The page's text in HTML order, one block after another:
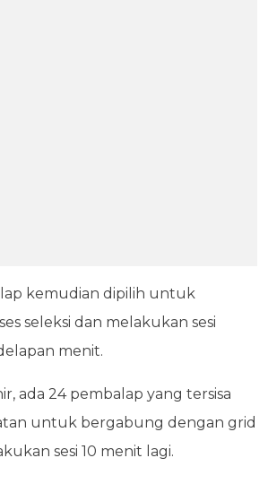
kemudian dipilih untuk
seleksi dan melakukan sesi
menit.
ada 24 pembalap yang tersisa
untuk bergabung dengan grid
sesi 10 menit lagi.